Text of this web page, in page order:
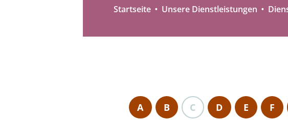
Startseite Unsere Dienstleistungen
A B C D E F